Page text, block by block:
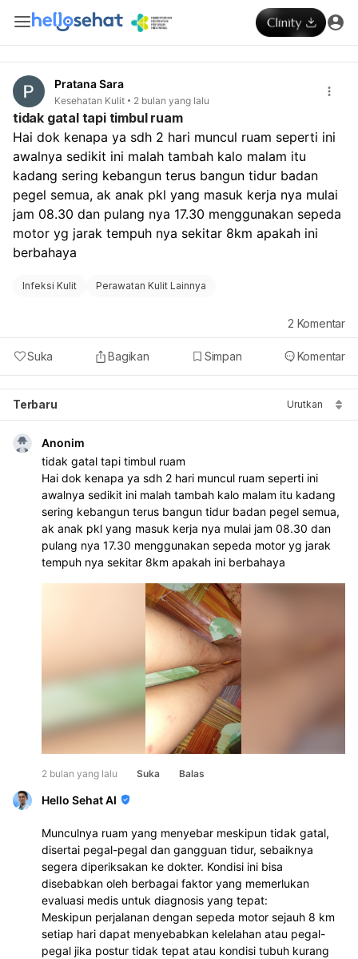
Pratana Sara
Kesehatan Kulit 2 bulan yang lalu
tidak gatal tapi timbul ruam
Hai dok kenapa ya sdh 2 hari muncul ruam seperti ini
awalnya sedikit ini malah tambah kalo malam itu
kadang sering kebangun terus bangun tidur badan
pegel semua, ak anak pkl yang masuk kerja nya mulai
jam 08.30 dan pulang nya 17.30 menggunakan sepeda
motor yg jarak tempuh nya sekitar 8km apakah ini
berbahaya
Infeksi Kulit Perawatan Kulit Lainnya
Suka Bagikan Simpan Komentar
2 Komentar
Terbaru Urutkan
Anonim
tidak gatal tapi timbul ruam
Hai dok kenapa ya sdh 2 hari muncul ruam seperti ini
awalnya sedikit ini malah tambah kalo malam itu kadang
sering kebangun terus bangun tidur badan pegel semua,
ak anak pkl yang masuk kerja nya mulai jam 08.30 dan
pulang nya 17.30 menggunakan sepeda motor yg jarak
tempuh nya sekitar 8km apakah ini berbahaya
2 bulan yang lalu Suka Balas
Hello Sehat AI
Munculnya ruam yang menyebar meskipun tidak gatal,
disertai pegal-pegal dan gangguan tidur, sebaiknya
segera diperiksakan ke dokter. Kondisi ini bisa
disebabkan oleh berbagai faktor yang memerlukan
evaluasi medis untuk diagnosis yang tepat:
Meskipun perjalanan dengan sepeda motor sejauh 8 km
setiap hari dapat menyebabkan kelelahan atau pegal-
pegal jika postur tidak tepat atau kondisi tubuh kurang